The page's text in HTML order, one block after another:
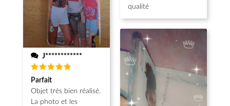
J************
Note5
sur 5
Parfait
Objet très bien réalisé.
La photo et les
qualité